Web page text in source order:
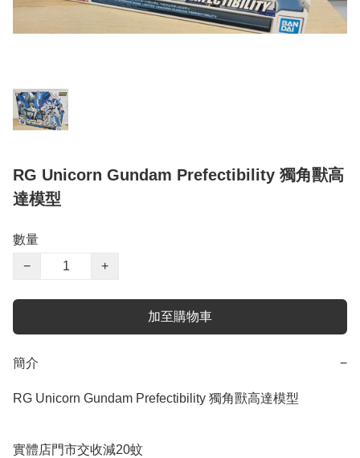
RG Unicorn Gundam Prefectibility 獨角獸高
達模型
數量
−
+
加至購物車
簡介 −
RG Unicorn Gundam Prefectibility 獨角獸高達模型
實體店門市交收減20蚊